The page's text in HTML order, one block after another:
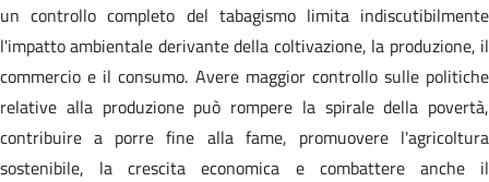
un controllo completo del tabagismo limita indiscutibilmente
l'impatto ambientale derivante della coltivazione, la produzione, il
commercio e il consumo. Avere maggior controllo sulle politiche
relative alla produzione può rompere la spirale della povertà,
contribuire a porre fine alla fame, promuovere l'agricoltura
sostenibile, la crescita economica e combattere anche il